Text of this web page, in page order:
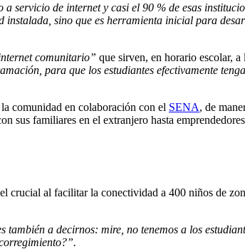
servicio de internet y casi el 90 % de esas
sino que es herramienta inicial para
comunitario” que sirven, en horario escolar,
para que los estudiantes efectivamente
comunidad en colaboración con el SENA, de
sus familiares en el extranjero hasta
crucial al facilitar la conectividad a 400 niños de
a decirnos: mire, no tenemos a los